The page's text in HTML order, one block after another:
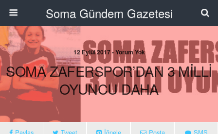
Soma Gündem Gazetesi
12 Eylül 2017 • Yorum Yok
SOMA ZAFERSPOR’DAN 3 MİLLİ
OYUNCU DAHA